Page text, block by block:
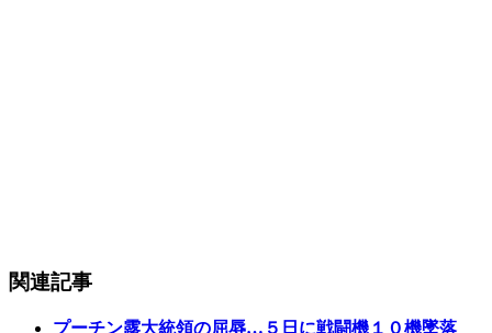
関連記事
プーチン露大統領の屈辱…５日に戦闘機１０機墜落